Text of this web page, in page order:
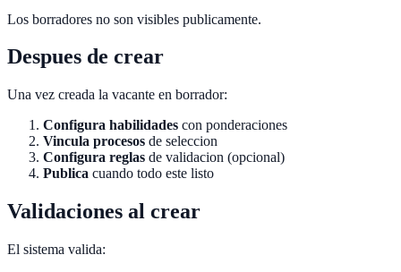
Los borradores no son visibles publicamente.
Despues de crear
Una vez creada la vacante en borrador:
Configura habilidades con ponderaciones
Vincula procesos de seleccion
Configura reglas de validacion (opcional)
Publica cuando todo este listo
Validaciones al crear
El sistema valida: